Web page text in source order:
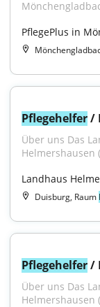
PflegePlus in
Pflegehelfer /
Über uns Das
Helmershausen
Landhaus
Duisburg, Raum
Pflegehelfer /
Über uns Das
Helmershausen